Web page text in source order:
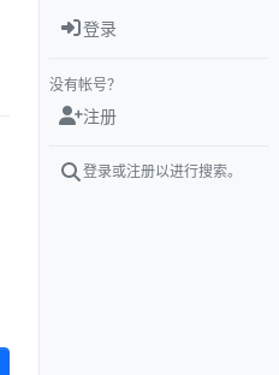
登录
没有帐号？
注册
登录或注册以进行搜索。